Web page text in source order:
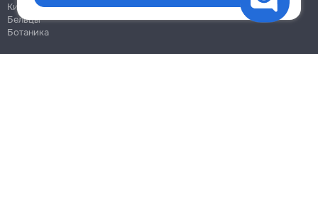
Кишинёв
Бельцы
Ботаника